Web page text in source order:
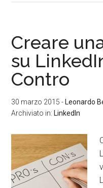
Creare
su
Contro
30 marzo 2015 - Leonardo
Archiviato in: LinkedIn